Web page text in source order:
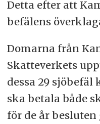
Detta efter att
befälens
Domarna från
Skatteverkets
dessa 29 sjöbefäl
ska betala både
för de år besluten